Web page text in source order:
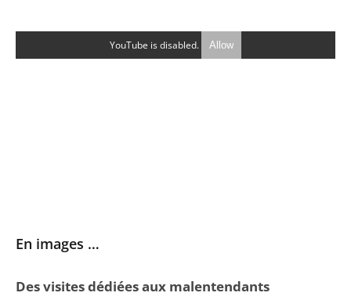
YouTube is disabled. Allow
En images …
Des visites dédiées aux malentendants